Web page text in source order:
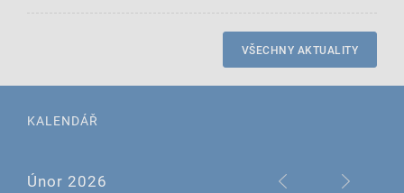
VŠECHNY AKTUALITY
KALENDÁŘ
Únor 2026